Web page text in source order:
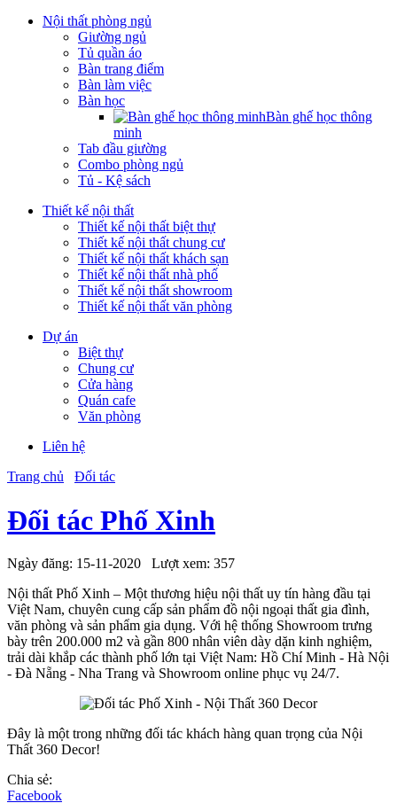
Nội thất phòng ngủ
Giường ngủ
Tủ quần áo
Bàn trang điểm
Bàn làm việc
Bàn học
Bàn ghế học thông
minh
Tab đầu giường
Combo phòng ngủ
Tủ - Kệ sách
Thiết kế nội thất
Thiết kế nội thất biệt thự
Thiết kế nội thất chung cư
Thiết kế nội thất khách sạn
Thiết kế nội thất nhà phố
Thiết kế nội thất showroom
Thiết kế nội thất văn phòng
Dự án
Biệt thự
Chung cư
Cửa hàng
Quán cafe
Văn phòng
Liên hệ
Trang chủ
Đối tác
Đối tác Phố Xinh
Ngày đăng: 15-11-2020 Lượt xem: 357
Nội thất Phố Xinh – Một thương hiệu nội thất uy tín hàng đầu tại
Việt Nam, chuyên cung cấp sản phẩm đồ nội ngoại thất gia đình,
văn phòng và sản phẩm gia dụng. Với hệ thống Showroom trưng
bày trên 200.000 m2 và gần 800 nhân viên dày dặn kinh nghiệm,
trải dài khắp các thành phố lớn tại Việt Nam: Hồ Chí Minh - Hà Nội
- Đà Nẵng - Nha Trang và Showroom online phục vụ 24/7.
Đây là một trong những đối tác khách hàng quan trọng của Nội
Thất 360 Decor!
Chia sẻ:
Facebook